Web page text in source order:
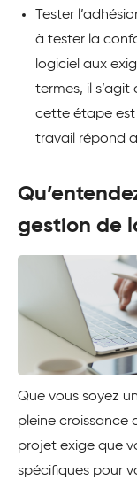
Tester
à tester la
logiciel aux
termes, il s’agit
cette étape est
travail répond
gestion de
Que vous soyez
pleine croissance
projet exige que
spécifiques pour